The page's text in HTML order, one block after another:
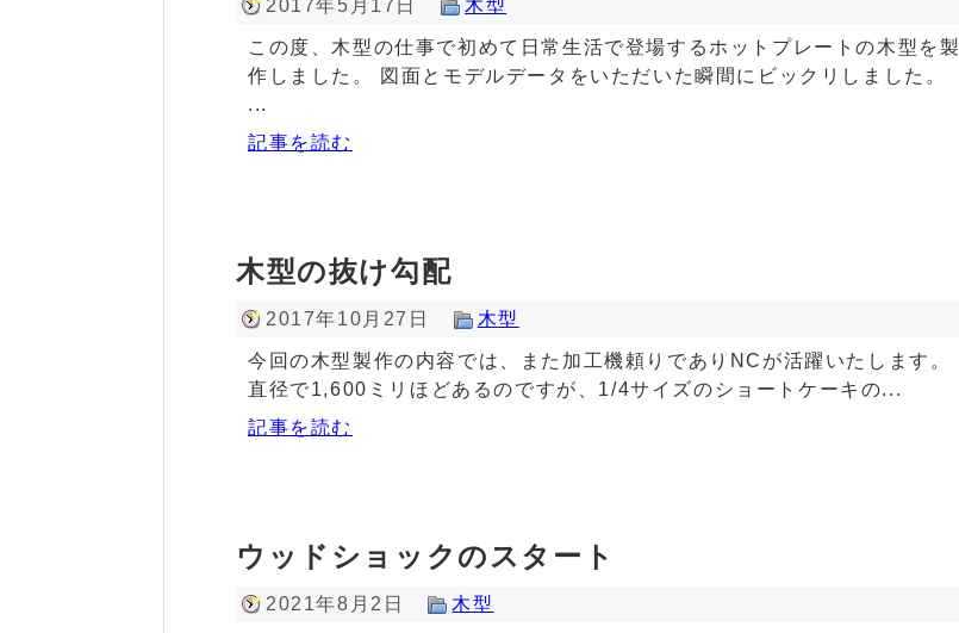
2017年5月17日 木型
この度、木型の仕事で初めて日常生活で登場するホットプレートの木型を製
作しました。 図面とモデルデータをいただいた瞬間にビックリしました。
...
記事を読む
木型の抜け勾配
2017年10月27日 木型
今回の木型製作の内容では、また加工機頼りでありNCが活躍いたします。
直径で1,600ミリほどあるのですが、1/4サイズのショートケーキの...
記事を読む
ウッドショックのスタート
2021年8月2日 木型